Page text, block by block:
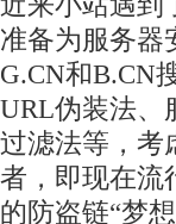
准备为服务器
G.CN和B.CN
URL伪装法、
过滤法等，考
者，即现在流
的防盗链“梦想